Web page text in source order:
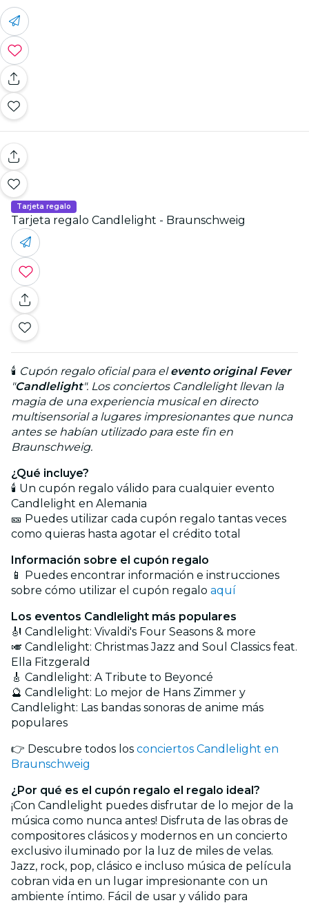
Tarjeta regalo
Tarjeta regalo Candlelight - Braunschweig
🕯️ Cupón regalo oficial para elevento original Fever
"Candlelight". Los conciertos Candlelight llevan la
magia de una experiencia musical en directo
multisensorial a lugares impresionantes que nunca
antes se habían utilizado para este fin en
Braunschweig.
¿Qué incluye?
🕯️ Un cupón regalo válido para cualquier evento
Candlelight en Alemania
🎫 Puedes utilizar cada cupón regalo tantas veces
como quieras hasta agotar el crédito total
Información sobre el cupón regalo
📱 Puedes encontrar información e instrucciones
sobre cómo utilizar el cupón regalo aquí
Los eventos Candlelight más populares
🎻 Candlelight: Vivaldi's Four Seasons & more
🎺 Candlelight: Christmas Jazz and Soul Classics feat.
Ella Fitzgerald
🎸 Candlelight: A Tribute to Beyoncé
🔮 Candlelight: Lo mejor de Hans Zimmer y
Candlelight: Las bandas sonoras de anime más
populares
👉 Descubre todos los conciertos Candlelight en
Braunschweig
¿Por qué es el cupón regalo el regalo ideal?
¡Con Candlelight puedes disfrutar de lo mejor de la
música como nunca antes! Disfruta de las obras de
compositores clásicos y modernos en un concierto
exclusivo iluminado por la luz de miles de velas.
Jazz, rock, pop, clásico e incluso música de película
cobran vida en un lugar impresionante con un
ambiente íntimo. Fácil de usar y válido para